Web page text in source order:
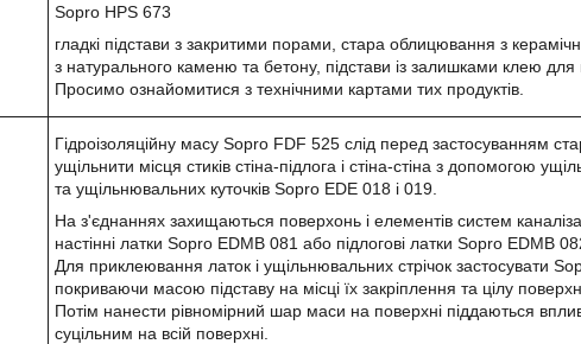
Sopro HPS 673
гладкі підстави з закритими порами, стара облицювання з
з натурального каменю та бетону, підстави із залишками клею для
Просимо ознайомитися з технічними картами тих продуктів.
Гідроізоляційну масу Sopro FDF 525 слід перед застосуванням
ущільнити місця стиків стіна-підлога і стіна-стіна з допомогою
та ущільнювальних куточків Sopro EDE 018 і 019.
На з'єднаннях захищаються поверхонь і елементів систем
настінні латки Sopro EDMB 081 або підлогові латки Sopro EDMB
Для приклеювання латок і ущільнювальних стрічок застосувати
покриваючи масою підставу на місці їх закріплення та цілу
Потім нанести рівномірний шар маси на поверхні піддаються
суцільним на всій поверхні.